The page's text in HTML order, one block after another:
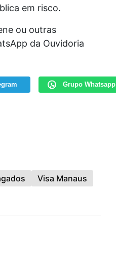
em risco.
ou outras
da Ouvidoria
Grupo Whatsapp
Visa Manaus